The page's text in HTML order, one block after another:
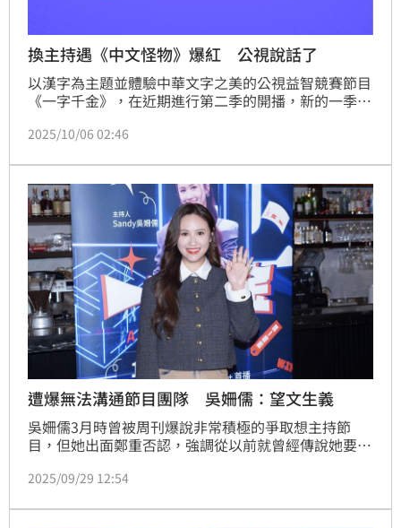
換主持遇《中文怪物》爆紅 公視說話了
以漢字為主題並體驗中華文字之美的公視益智競賽節目
《一字千金》，在近期進行第二季的開播，新的一季由
製作單位溝通不良，吳姍儒也笑笑回應說：「我們錄完
烏有。王芷姍
2025/10/06 02:46
遭爆無法溝通節目團隊 吳姍儒：望文生義
吳姍儒3月時曾被周刊爆說非常積極的爭取想主持節
目，但她出面鄭重否認，強調從以前就曾經傳說她要搶
爭奪過工作」，不過之後她接下工作，相隔半年多傳節
了。
2025/09/29 12:54